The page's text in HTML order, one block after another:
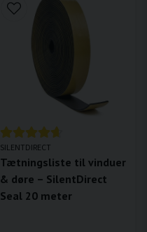
SILENTDIRECT
Tætningsliste til vinduer
& døre – SilentDirect
Seal 20 meter